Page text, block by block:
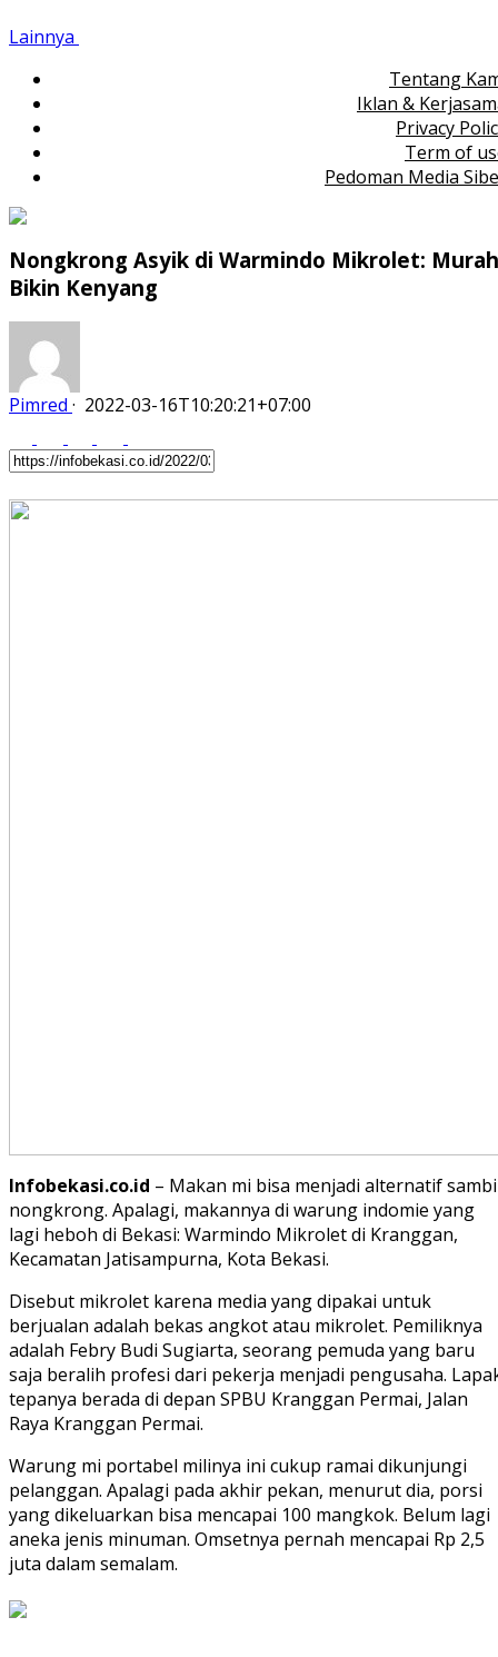
Lainnya
Tentang
Iklan &
Privacy
Term of
Pedoman Media
Nongkrong Asyik di Warmindo Mikrolet: Murah
Bikin Kenyang
Pimred · 2022-03-16T10:20:21+07:00
Infobekasi.co.id – Makan mi bisa menjadi alternatif
nongkrong. Apalagi, makannya di warung indomie yang
lagi heboh di Bekasi: Warmindo Mikrolet di Kranggan,
Kecamatan Jatisampurna, Kota Bekasi.
Disebut mikrolet karena media yang dipakai untuk
berjualan adalah bekas angkot atau mikrolet. Pemiliknya
adalah Febry Budi Sugiarta, seorang pemuda yang baru
saja beralih profesi dari pekerja menjadi pengusaha.
tepanya berada di depan SPBU Kranggan Permai, Jalan
Raya Kranggan Permai.
Warung mi portabel milinya ini cukup ramai dikunjungi
pelanggan. Apalagi pada akhir pekan, menurut dia, porsi
yang dikeluarkan bisa mencapai 100 mangkok. Belum lagi
aneka jenis minuman. Omsetnya pernah mencapai Rp 2,5
juta dalam semalam.